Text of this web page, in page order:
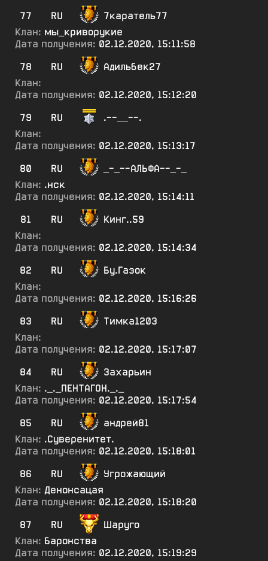
77
RU
7каратель77
Клан: мы_криворукие
Дата получения: 02.12.2020, 15:11:58
78
RU
Адильбек27
Клан:
Дата получения: 02.12.2020, 15:12:20
79
RU
.--__--.
Клан:
Дата получения: 02.12.2020, 15:13:17
80
RU
_-_--АЛЬФА--_-_
Клан: .нск
Дата получения: 02.12.2020, 15:14:11
81
RU
Кинг..59
Клан:
Дата получения: 02.12.2020, 15:14:34
82
RU
Бу.Газок
Клан:
Дата получения: 02.12.2020, 15:16:26
83
RU
Тимка1203
Клан:
Дата получения: 02.12.2020, 15:17:07
84
RU
Захарьин
Клан: ._._ПЕНТАГОН._._
Дата получения: 02.12.2020, 15:17:54
85
RU
андрей81
Клан: .Суверенитет.
Дата получения: 02.12.2020, 15:18:01
86
RU
Угрожающий
Клан: Денонсацая
Дата получения: 02.12.2020, 15:18:20
87
RU
Шаруго
Клан: Баронства
Дата получения: 02.12.2020, 15:19:29